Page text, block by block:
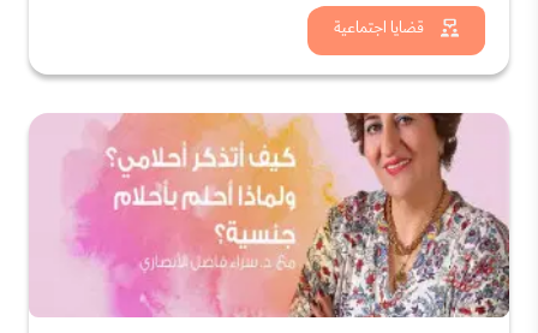
قضايا اجتماعية
شاهد الان